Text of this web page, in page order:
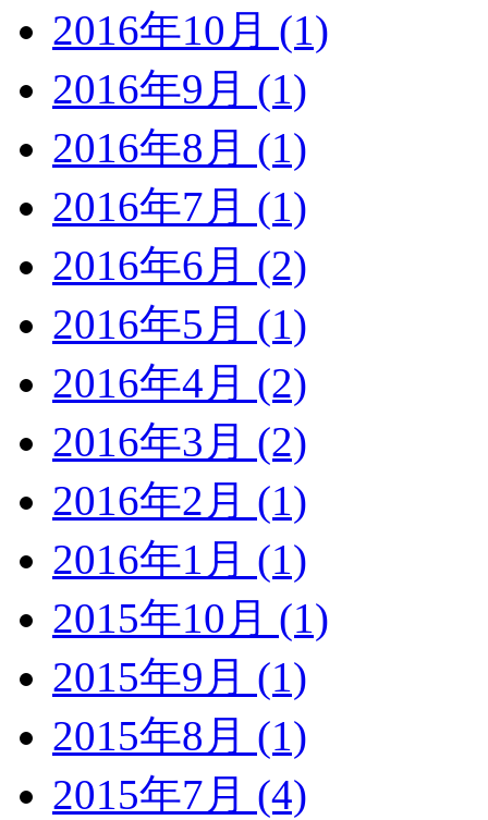
2016年10月 (1)
2016年9月 (1)
2016年8月 (1)
2016年7月 (1)
2016年6月 (2)
2016年5月 (1)
2016年4月 (2)
2016年3月 (2)
2016年2月 (1)
2016年1月 (1)
2015年10月 (1)
2015年9月 (1)
2015年8月 (1)
2015年7月 (4)